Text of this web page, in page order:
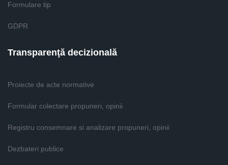
Formulare tip
GDPR
Transparenţă decizională
Proiecte de acte normative
Formular colectare propuneri, opinii
Registru consemnare si analizare propuneri, opinii
Dezbateri publice